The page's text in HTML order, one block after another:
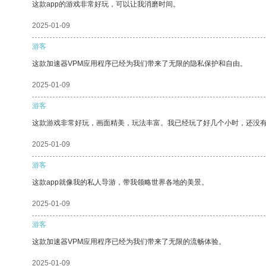
这款app的游戏非常好玩，可以让我消磨时间。
2025-01-09
游客
这款加速器VPM应用程序已经为我们带来了无限的隐私保护和自由。
2025-01-09
游客
这款游戏非常好玩，画面精美，玩法丰富。我已经玩了好几个小时，还没
2025-01-09
游客
这款app就像我的私人导游，带我领略世界各地的美景。
2025-01-09
游客
这款加速器VPM应用程序已经为我们带来了无限的流畅体验。
2025-01-09